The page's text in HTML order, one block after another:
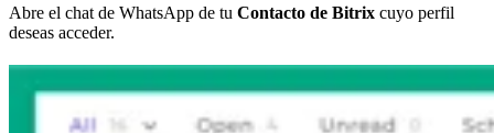
Abre el chat de WhatsApp de tu Contacto de Bitrix cuyo perfil
deseas acceder.